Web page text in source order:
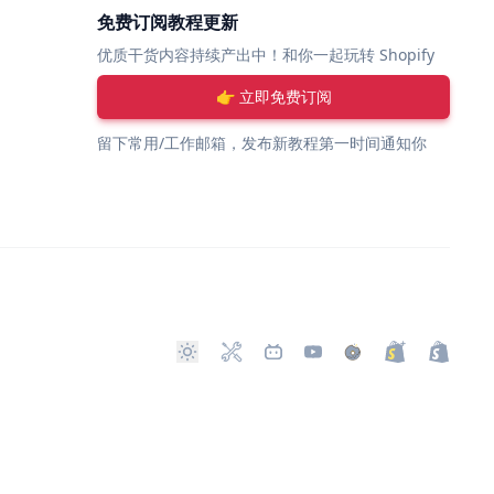
免费订阅教程更新
优质干货内容持续产出中！和你一起玩转 Shopify
👉 立即免费订阅
留下常用/工作邮箱，发布新教程第一时间通知你